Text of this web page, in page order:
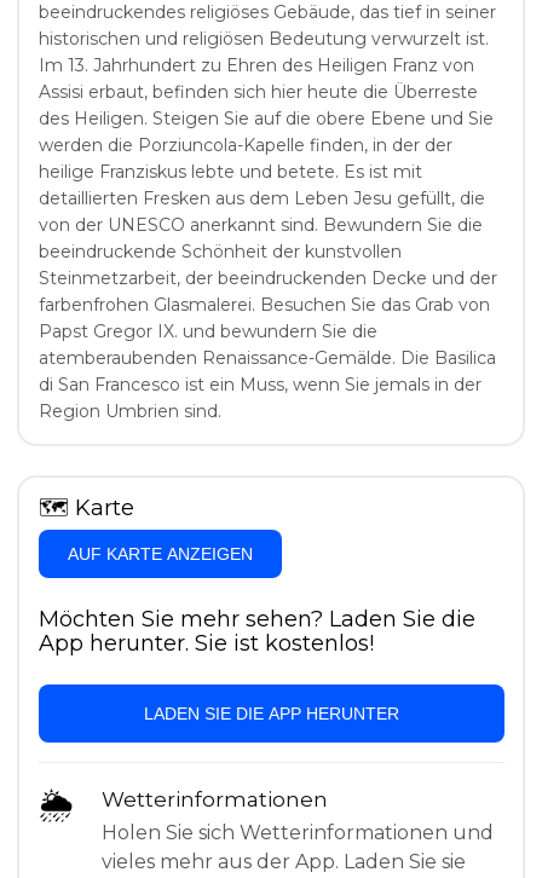
beeindruckendes religiöses Gebäude, das tief in seiner
historischen und religiösen Bedeutung verwurzelt ist.
Im 13. Jahrhundert zu Ehren des Heiligen Franz von
Assisi erbaut, befinden sich hier heute die Überreste
des Heiligen. Steigen Sie auf die obere Ebene und Sie
werden die Porziuncola-Kapelle finden, in der der
heilige Franziskus lebte und betete. Es ist mit
detaillierten Fresken aus dem Leben Jesu gefüllt, die
von der UNESCO anerkannt sind. Bewundern Sie die
beeindruckende Schönheit der kunstvollen
Steinmetzarbeit, der beeindruckenden Decke und der
farbenfrohen Glasmalerei. Besuchen Sie das Grab von
Papst Gregor IX. und bewundern Sie die
atemberaubenden Renaissance-Gemälde. Die Basilica
di San Francesco ist ein Muss, wenn Sie jemals in der
Region Umbrien sind.
🗺 Karte
AUF KARTE ANZEIGEN
Möchten Sie mehr sehen? Laden Sie die
App herunter. Sie ist kostenlos!
LADEN SIE DIE APP HERUNTER
🌦 Wetterinformationen
Holen Sie sich Wetterinformationen und
vieles mehr aus der App. Laden Sie sie